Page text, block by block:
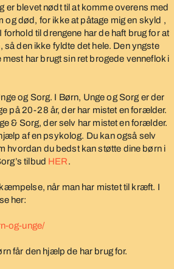
blevet nødt til at komme overens med
død, for ikke at påtage mig en skyld ,
til drengene har de haft brug for at
den ikke fyldte det hele. Den yngste
har brugt sin ret brogede venneflok i
og Sorg. I Børn, Unge og Sorg er der
på 20-28 år, der har mistet en forælder.
& Sorg, der selv har mistet en forælder.
af en psykolog. Du kan også selv
hvordan du bedst kan støtte dine børn i
tilbud HER.
når man har mistet til kræft. I
her:
og-unge/
får den hjælp de har brug for.